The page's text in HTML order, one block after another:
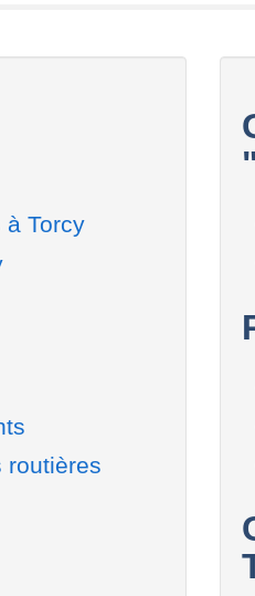
Torcy
routières